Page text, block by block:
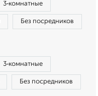
3‑комнатные
Без посредников
3‑комнатные
Без посредников